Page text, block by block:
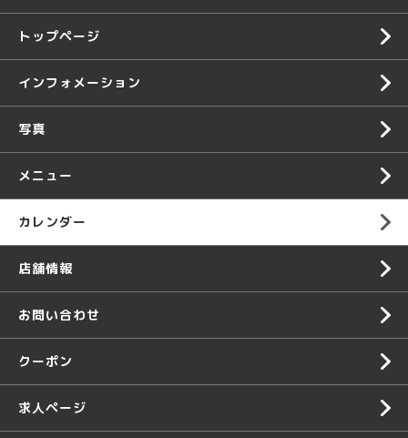
トップページ
インフォメーション
写真
メニュー
カレンダー
店舗情報
お問い合わせ
クーポン
求人ページ